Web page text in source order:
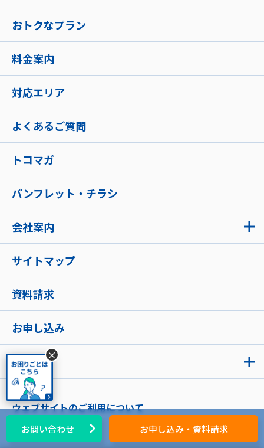
お知らせ
おトクなプラン
料金案内
対応エリア
よくあるご質問
トコマガ
パンフレット・チラシ
会社案内
サイトマップ
資料請求
お申し込み
ウェブサイトのご利用について
放送基準
お問い合わせ お申し込み・資料請求
×